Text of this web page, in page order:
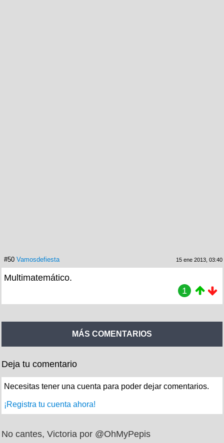
#50 Vamosdefiesta 15 ene 2013, 03:40
Multimatemático.
1
MÁS COMENTARIOS
Deja tu comentario
Necesitas tener una cuenta para poder dejar comentarios.
¡Registra tu cuenta ahora!
No cantes, Victoria por @OhMyPepis